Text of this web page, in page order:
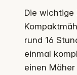
Die wichtige
rund 16
einmal
einen